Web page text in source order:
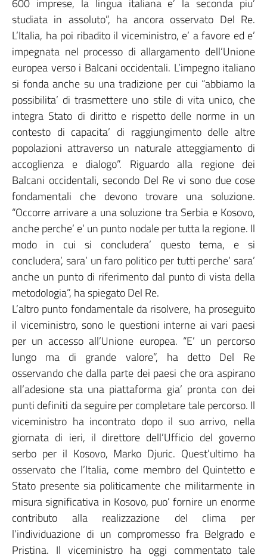
600 imprese, la lingua italiana e’ la seconda piu’
studiata in assoluto”, ha ancora osservato Del Re.
L’Italia, ha poi ribadito il viceministro, e’ a favore ed e’
impegnata nel processo di allargamento dell’Unione
europea verso i Balcani occidentali. L’impegno italiano
si fonda anche su una tradizione per cui “abbiamo la
possibilita’ di trasmettere uno stile di vita unico, che
integra Stato di diritto e rispetto delle norme in un
contesto di capacita’ di raggiungimento delle altre
popolazioni attraverso un naturale atteggiamento di
accoglienza e dialogo”. Riguardo alla regione dei
Balcani occidentali, secondo Del Re vi sono due cose
fondamentali che devono trovare una soluzione.
“Occorre arrivare a una soluzione tra Serbia e Kosovo,
anche perche’ e’ un punto nodale per tutta la regione. Il
modo in cui si concludera’ questo tema, e si
concludera’, sara’ un faro politico per tutti perche’ sara’
anche un punto di riferimento dal punto di vista della
metodologia”, ha spiegato Del Re.
L’altro punto fondamentale da risolvere, ha proseguito
il viceministro, sono le questioni interne ai vari paesi
per un accesso all’Unione europea. “E’ un percorso
lungo ma di grande valore”, ha detto Del Re
osservando che dalla parte dei paesi che ora aspirano
all’adesione sta una piattaforma gia’ pronta con dei
punti definiti da seguire per completare tale percorso. Il
viceministro ha incontrato dopo il suo arrivo, nella
giornata di ieri, il direttore dell’Ufficio del governo
serbo per il Kosovo, Marko Djuric. Quest’ultimo ha
osservato che l’Italia, come membro del Quintetto e
Stato presente sia politicamente che militarmente in
misura significativa in Kosovo, puo’ fornire un enorme
contributo alla realizzazione del clima per
l’individuazione di un compromesso fra Belgrado e
Pristina. Il viceministro ha oggi commentato tale